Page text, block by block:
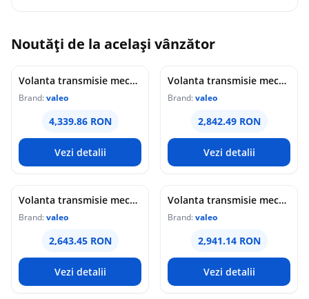
Noutăți de la același vânzător
Volanta transmisie mecanica (294mm) potrivit BMW 1 (F20), 1 (F21), 2 (F22, F87), 2 (F23), 2 (F45), 3 (F30, F80), 3 (F31), 3 GRAN TURISMO (F34), 4 (F32, F82) 1.6 2.0 10.10-10.21
Brand:valeo
4,339.86 RON
Vezi detalii
Volanta transmisie mecanica (293,8mm) potrivit BMW 1 (E81), 1 (E82), 1 (E87), 1 (E88), 3 (E90), 3 (E91), 3 (E92), 3 (E93), 3 (F30, F80), 5 (E60), 5 (E61) 2.5 3.0 09.04-07.15
Brand:valeo
2,842.49 RON
Vezi detalii
Volanta transmisie mecanica (288mm) potrivit SEAT ALHAMBRA; VW SHARAN 1.8 2.0 2.0LPG 09.95-03.10
Brand:valeo
2,643.45 RON
Vezi detalii
Volanta transmisie mecanica (288,65mm) potrivit BMW 3 (E46), 5 (E60), 5 (E61), X3 (E83), X5 (E53), Z4 (E85) 2.2 2.5 3.0 04.00-12.10
Brand:valeo
2,941.14 RON
Vezi detalii